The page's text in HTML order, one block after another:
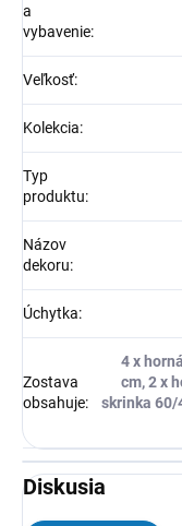
a
vybavenie:
Veľkosť:
Kolekcia:
Typ
produktu:
Názov
dekoru:
Úchytka:
Zostava
obsahuje:
4 x
cm, 2 x
skrinka 60/
Diskusia